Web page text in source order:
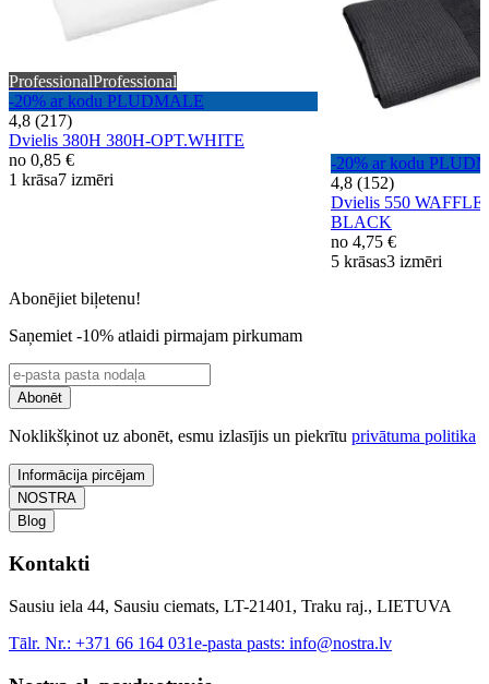
ProfessionalProfessional
-20% ar kodu PLUDMALE
4,8 (217)
Dvielis 380H 380H-OPT.WHITE
no 0,85 €
1 krāsa7 izmēri
-20% ar kodu
4,8 (152)
Dvielis 550 WAFFLE
BLACK
no 4,75 €
5 krāsas3 izmēri
Abonējiet biļetenu!
Saņemiet -10% atlaidi pirmajam pirkumam
Abonēt
Noklikšķinot uz abonēt, esmu izlasījis un piekrītu privātuma politika
Informācija pircējam
NOSTRA
Blog
Kontakti
Sausiu iela 44, Sausiu ciemats, LT-21401, Traku raj., LIETUVA
Tālr. Nr.: +371 66 164 031e-pasta pasts: info@nostra.lv